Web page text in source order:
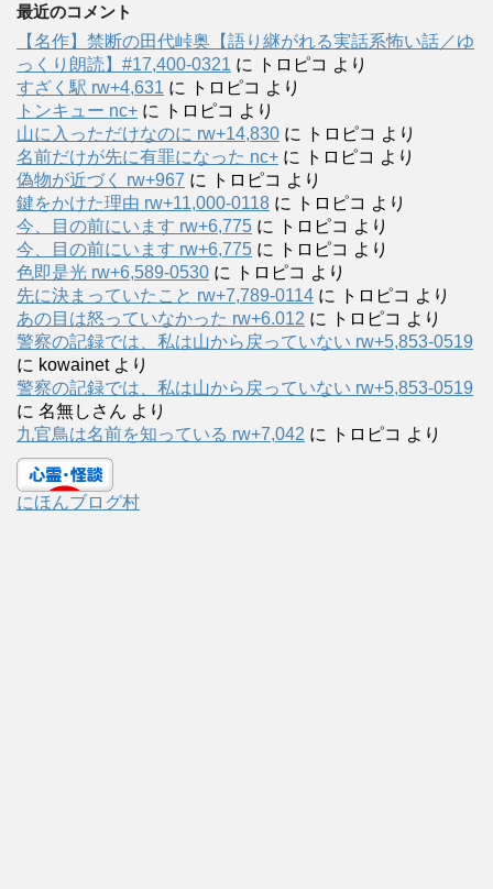
最近のコメント
【名作】禁断の田代峠奥【語り継がれる実話系怖い話／ゆ
っくり朗読】#17,400-0321 に トロピコ より
すざく駅 rw+4,631 に トロピコ より
トンキュー nc+ に トロピコ より
山に入っただけなのに rw+14,830 に トロピコ より
名前だけが先に有罪になった nc+ に トロピコ より
偽物が近づく rw+967 に トロピコ より
鍵をかけた理由 rw+11,000-0118 に トロピコ より
今、目の前にいます rw+6,775 に トロピコ より
今、目の前にいます rw+6,775 に トロピコ より
色即是光 rw+6,589-0530 に トロピコ より
先に決まっていたこと rw+7,789-0114 に トロピコ より
あの目は怒っていなかった rw+6.012 に トロピコ より
警察の記録では、私は山から戻っていない rw+5,853-0519
に kowainetより
警察の記録では、私は山から戻っていない rw+5,853-0519
に 名無しさん より
九官鳥は名前を知っている rw+7,042 に トロピコ より
にほんブログ村